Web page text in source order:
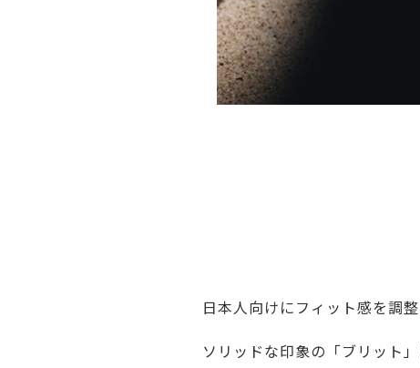
日本人向けにフィット感を調
ソリッドな印象の「ブリット